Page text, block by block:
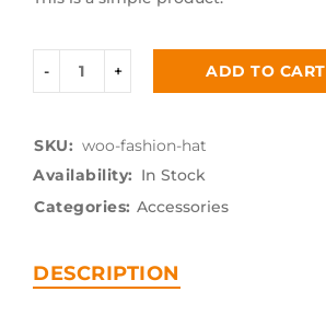
ADD TO CART
SKU: woo-fashion-hat
Availability: In Stock
Categories: Accessories
DESCRIPTION